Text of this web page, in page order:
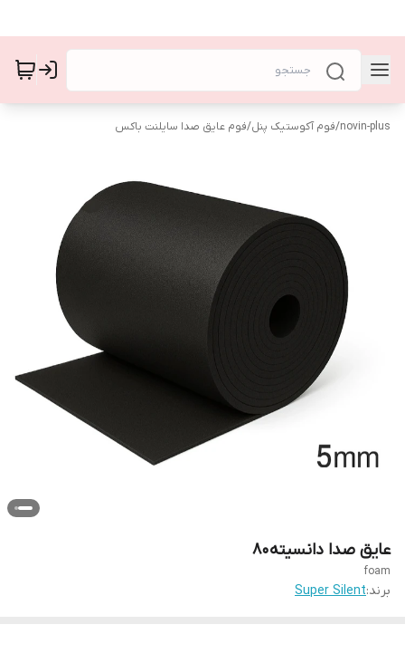
novin-plus
/فوم آکوستیک پنل/فوم عایق صدا سایلنت باکس
عایق صدا دانسیته۸۰
foam
برند:Super Silent